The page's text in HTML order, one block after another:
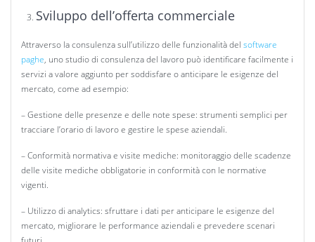
Sviluppo dell’offerta commerciale
Attraverso la consulenza sull’utilizzo delle funzionalità del software
paghe, uno studio di consulenza del lavoro può identificare facilmente i
servizi a valore aggiunto per soddisfare o anticipare le esigenze del
mercato, come ad esempio:
– Gestione delle presenze e delle note spese: strumenti semplici per
tracciare l’orario di lavoro e gestire le spese aziendali.
– Conformità normativa e visite mediche: monitoraggio delle scadenze
delle visite mediche obbligatorie in conformità con le normative
vigenti.
– Utilizzo di analytics: sfruttare i dati per anticipare le esigenze del
mercato, migliorare le performance aziendali e prevedere scenari